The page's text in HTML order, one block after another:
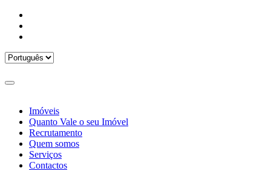
Imóveis
Quanto Vale o seu Imóvel
Recrutamento
Quem somos
Serviços
Contactos